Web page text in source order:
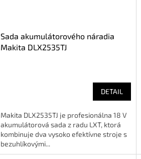
Sada akumulátorového náradia
Makita DLX2535TJ
DETAIL
Makita DLX2535TJ je profesionálna 18 V
akumulátorová sada z radu LXT, ktorá
kombinuje dva vysoko efektívne stroje s
bezuhlíkovými...